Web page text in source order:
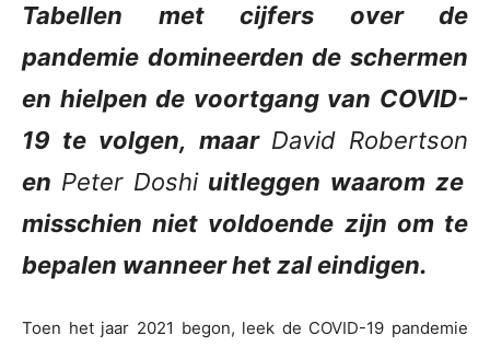
Tabellen met cijfers over de
pandemie domineerden de schermen
en hielpen de voortgang van COVID-
19 te volgen, maar David Robertson
en Peter Doshi uitleggen waarom ze
misschien niet voldoende zijn om te
bepalen wanneer het zal eindigen.
Toen het jaar 2021 begon, leek de COVID-19 pandemie